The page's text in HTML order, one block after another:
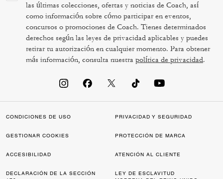
las últimas colecciones, ofertas y noticias de Coach, así
como información sobre cómo participar en eventos,
concursos o promociones de Coach. Tienes determinados
derechos según las leyes de privacidad aplicables y puedes
retirar tu autorización en cualquier momento. Para obtener
más información, consulta nuestra política de privacidad.
CONDICIONES DE USO PRIVACIDAD Y SEGURIDAD
GESTIONAR COOKIES PROTECCIÓN DE MARCA
ACCESIBILIDAD ATENCIÓN AL CLIENTE
DECLARACIÓN DE LA SECCIÓN
LEY DE ESCLAVITUD